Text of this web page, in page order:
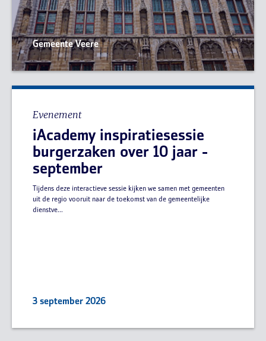
Gemeente Veere
Evenement
iAcademy inspiratiesessie
burgerzaken over 10 jaar -
september
Tijdens deze interactieve sessie kijken we samen met gemeenten
uit de regio vooruit naar de toekomst van de gemeentelijke
dienstve...
3 september 2026